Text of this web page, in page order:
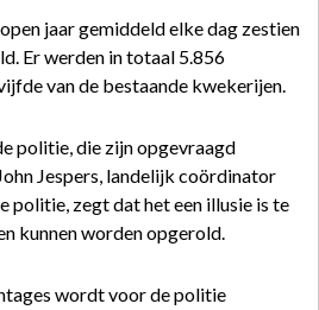
jaar gemiddeld elke dag zestien
Er werden in totaal 5.856
van de bestaande kwekerijen.
politie, die zijn opgevraagd
Jespers, landelijk coördinator
politie, zegt dat het een illusie is te
kunnen worden opgerold.
wordt voor de politie